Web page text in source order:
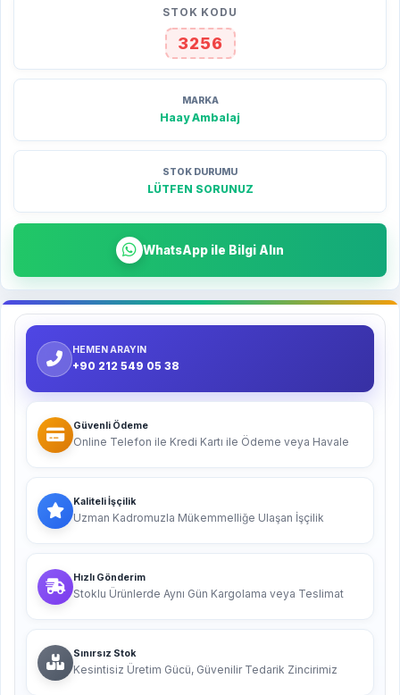
STOK KODU
3256
MARKA
Haay Ambalaj
STOK DURUMU
LÜTFEN SORUNUZ
WhatsApp ile Bilgi Alın
HEMEN ARAYIN
+90 212 549 05 38
Güvenli Ödeme
Online Telefon ile Kredi Kartı ile Ödeme veya Havale
Kaliteli İşçilik
Uzman Kadromuzla Mükemmelliğe Ulaşan İşçilik
Hızlı Gönderim
Stoklu Ürünlerde Aynı Gün Kargolama veya Teslimat
Sınırsız Stok
Kesintisiz Üretim Gücü, Güvenilir Tedarik Zincirimiz